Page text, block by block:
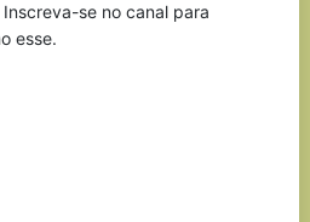
se no canal para
esse.